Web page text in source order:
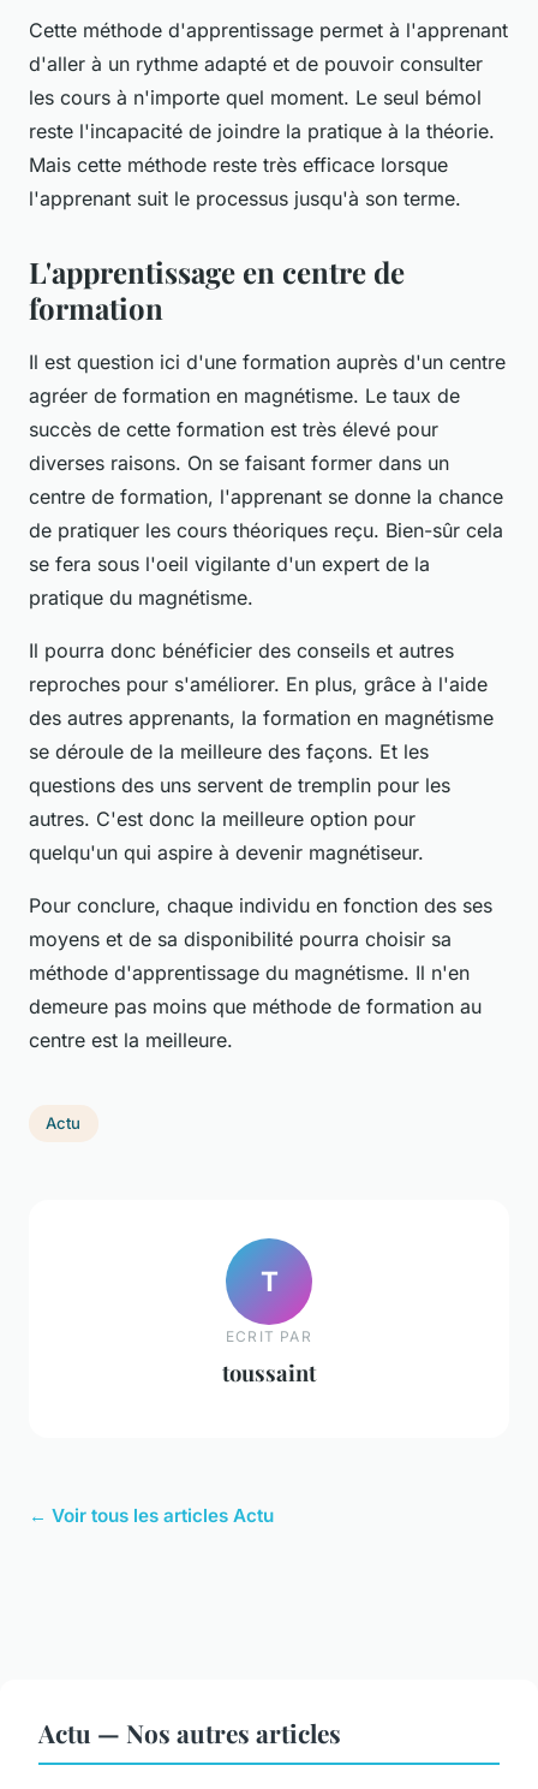
Cette méthode d'apprentissage permet à l'apprenant
d'aller à un rythme adapté et de pouvoir consulter
les cours à n'importe quel moment. Le seul bémol
reste l'incapacité de joindre la pratique à la théorie.
Mais cette méthode reste très efficace lorsque
l'apprenant suit le processus jusqu'à son terme.
L'apprentissage en centre de
formation
Il est question ici d'une formation auprès d'un centre
agréer de formation en magnétisme. Le taux de
succès de cette formation est très élevé pour
diverses raisons. On se faisant former dans un
centre de formation, l'apprenant se donne la chance
de pratiquer les cours théoriques reçu. Bien-sûr cela
se fera sous l'oeil vigilante d'un expert de la
pratique du magnétisme.
Il pourra donc bénéficier des conseils et autres
reproches pour s'améliorer. En plus, grâce à l'aide
des autres apprenants, la formation en magnétisme
se déroule de la meilleure des façons. Et les
questions des uns servent de tremplin pour les
autres. C'est donc la meilleure option pour
quelqu'un qui aspire à devenir magnétiseur.
Pour conclure, chaque individu en fonction des ses
moyens et de sa disponibilité pourra choisir sa
méthode d'apprentissage du magnétisme. Il n'en
demeure pas moins que méthode de formation au
centre est la meilleure.
Actu
T
ECRIT PAR
toussaint
← Voir tous les articles Actu
Actu — Nos autres articles